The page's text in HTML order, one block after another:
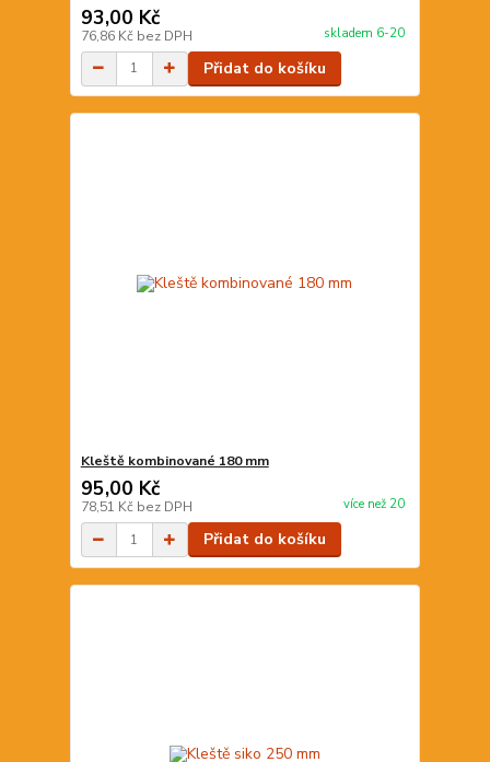
93,00 Kč
76,86 Kč bez DPH skladem 6-20
Přidat do košíku
Kleště kombinované 180 mm
95,00 Kč
78,51 Kč bez DPH více než 20
Přidat do košíku